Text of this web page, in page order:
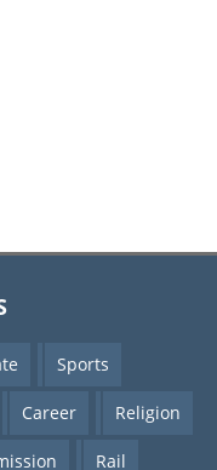
Sports
Career Religion
Rail